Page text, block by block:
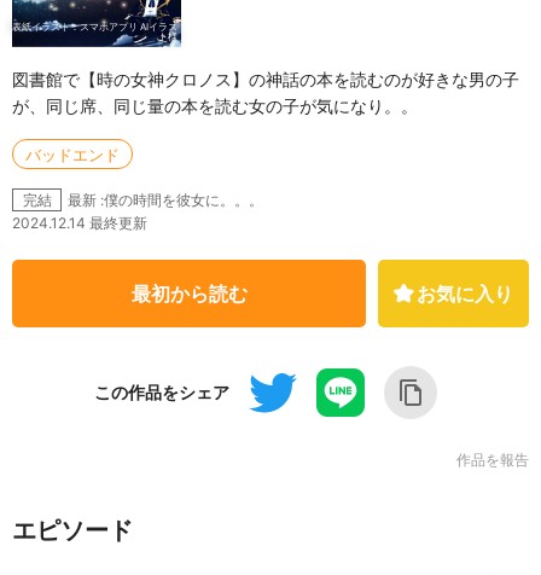
表紙イラスト：スマホアプリ AIイラス
ト様
図書館で【時の女神クロノス】の神話の本を読むのが好きな男の子
が、同じ席、同じ量の本を読む女の子が気になり。。
バッドエンド
完結
最新 :僕の時間を彼女に。。。
2024.12.14 最終更新
最初から読む お気に入り
この作品をシェア
作品を報告
エピソード